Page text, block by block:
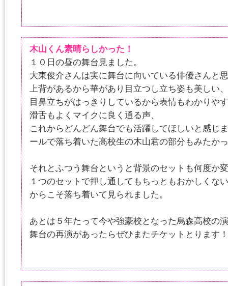
木山くん素晴らしかった！
１０日の昼の舞台見ました。
大東俊介さんは実に舞台に向いている俳優さんと
上背があるから華があり目立つし立ち姿も美しい、
目鼻立ちがはっきりしているから表情もわかりや
滑舌もよくマイクに良く通る声、
これからどんどん舞台でも活躍してほしいと感じ
ールで落ち着いた高校生の木山君の部分もみた
それとふつう舞台というと背景のセットも何度か
１つのセットで押し通してもちっともおかしくな
からこそ落ち着いて見られました。
あとは５年たって今や強豪校となった烏森高校の
舞台の再演があったらぜひまたチケットとります